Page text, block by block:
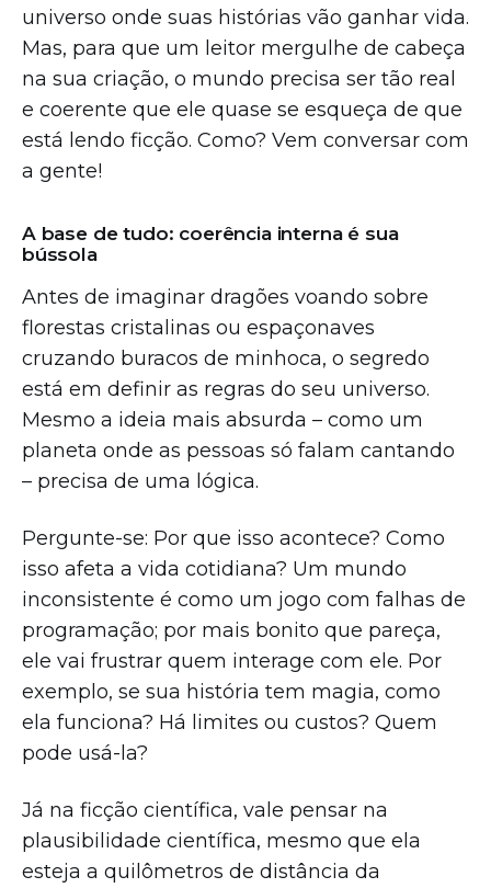
universo onde suas histórias vão ganhar vida.
Mas, para que um leitor mergulhe de cabeça
na sua criação, o mundo precisa ser tão real
e coerente que ele quase se esqueça de que
está lendo ficção. Como? Vem conversar com
a gente!
A base de tudo: coerência interna é sua
bússola
Antes de imaginar dragões voando sobre
florestas cristalinas ou espaçonaves
cruzando buracos de minhoca, o segredo
está em definir as regras do seu universo.
Mesmo a ideia mais absurda – como um
planeta onde as pessoas só falam cantando
– precisa de uma lógica.
Pergunte-se: Por que isso acontece? Como
isso afeta a vida cotidiana? Um mundo
inconsistente é como um jogo com falhas de
programação; por mais bonito que pareça,
ele vai frustrar quem interage com ele. Por
exemplo, se sua história tem magia, como
ela funciona? Há limites ou custos? Quem
pode usá-la?
Já na ficção científica, vale pensar na
plausibilidade científica, mesmo que ela
esteja a quilômetros de distância da